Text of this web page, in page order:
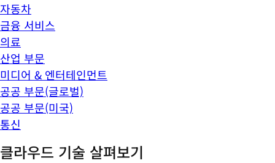
자동차
금융 서비스
의료
산업 부문
미디어 & 엔터테인먼트
공공 부문(글로벌)
공공 부문(미국)
통신
클라우드 기술 살펴보기